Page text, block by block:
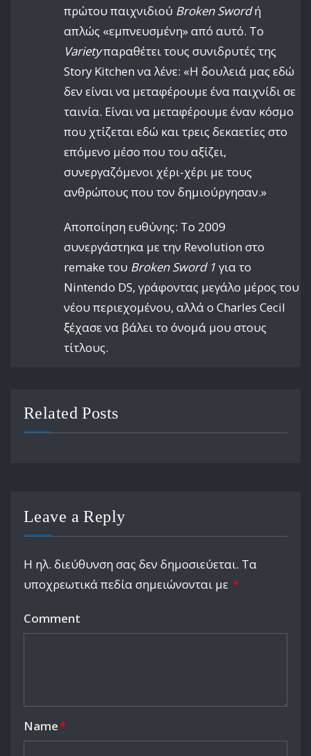
πρώτου παιχνιδιού Broken Swordή
απλώς «εμπνευσμένη» από αυτό. Το
Varietyπαραθέτει τους συνιδρυτές της
Story Kitchen να λένε: «Η δουλειά μας εδώ
δεν είναι να μεταφέρουμε ένα παιχνίδι σε
ταινία. Είναι να μεταφέρουμε έναν κόσμο
που χτίζεται εδώ και τρεις δεκαετίες στο
επόμενο μέσο που του αξίζει,
συνεργαζόμενοι χέρι-χέρι με τους
ανθρώπους που τον δημιούργησαν.»
Αποποίηση ευθύνης: Το 2009
συνεργάστηκα με την Revolution στο
remake του Broken Sword 1 για το
Nintendo DS, γράφοντας μεγάλο μέρος του
νέου περιεχομένου, αλλά ο Charles Cecil
ξέχασε να βάλει το όνομά μου στους
τίτλους.
Related Posts
Leave a Reply
Η ηλ. διεύθυνση σας δεν δημοσιεύεται. Τα
υποχρεωτικά πεδία σημειώνονται με *
Comment
Name*